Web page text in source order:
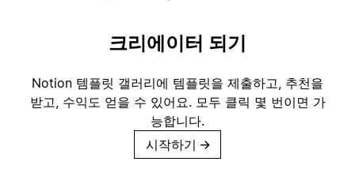
크리에이터 되기
Notion 템플릿 갤러리에 템플릿을 제출하고, 추천을
받고, 수익도 얻을 수 있어요. 모두 클릭 몇 번이면 가
능합니다.
시작하기 →